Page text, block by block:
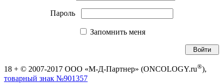
Пароль
Запомнить меня
18 + © 2007-2017 ООО «М-Д-Партнер» (ONCOLOGY.ru®),
товарный знак №901357